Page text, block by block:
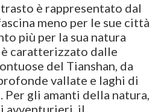
è rappresentato dal
meno per le sue città
più per la sua natura
caratterizzato dalle
del Tianshan, da
vallate e laghi di
gli amanti della natura,